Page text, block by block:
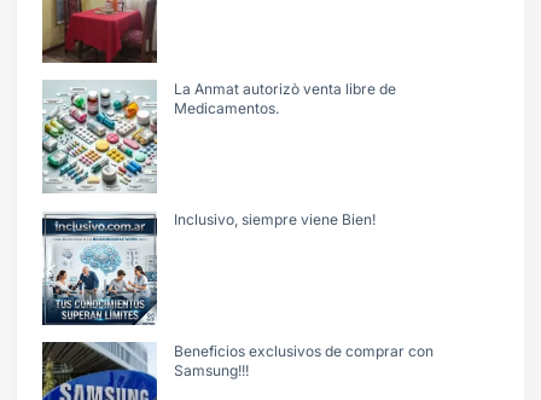
La Anmat autorizò venta libre de
Medicamentos.
Inclusivo, siempre viene Bien!
Beneficios exclusivos de comprar con
Samsung!!!